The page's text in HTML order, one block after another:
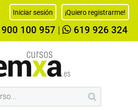
Iniciar sesión ¡Quiero registrarme!
900 100 957 619 926 324